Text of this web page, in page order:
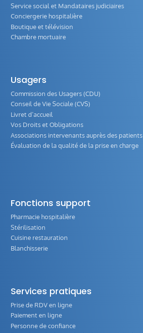
Service social et Mandataires judiciaires
Conciergerie hospitalière
Boutique et télévision
Chambre mortuaire
Usagers
Commission des Usagers (CDU)
Conseil de Vie Sociale (CVS)
Livret d’accueil
Vos Droits et Obligations
Associations intervenants auprès des patients
Évaluation de la qualité de la prise en charge
Fonctions support
Pharmacie hospitalière
Stérilisation
Cuisine restauration
Blanchisserie
Services pratiques
Prise de RDV en ligne
Paiement en ligne
Personne de confiance